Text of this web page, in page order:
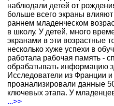
наблюдали детей от
больше всего экраны
раннем младенческом
в школу. У детей, много
экранами в эти возрастные
несколько хуже успехи в
работала рабочая память -
обрабатывать информацию
Исследователи из Франции
проанализировали данные
ключевых этапа. У
...>>